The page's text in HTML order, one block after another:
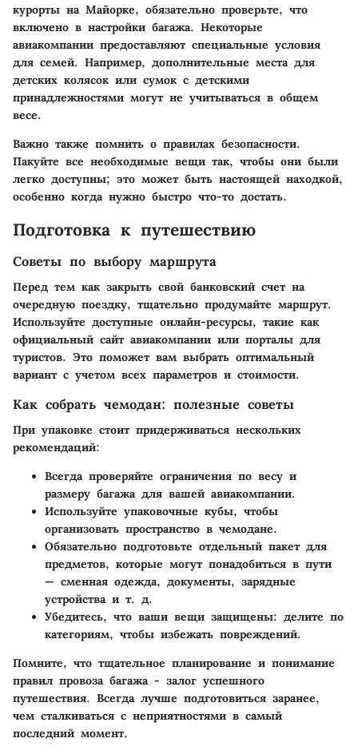
курорты на Майорке, обязательно проверьте, что
включено в настройки багажа. Некоторые
авиакомпании предоставляют специальные условия
для семей. Например, дополнительные места для
детских колясок или сумок с детскими
принадлежностями могут не учитываться в общем
весе.
Важно также помнить о правилах безопасности.
Пакуйте все необходимые вещи так, чтобы они были
легко доступны; это может быть настоящей находкой,
особенно когда нужно быстро что-то достать.
Подготовка к путешествию
Советы по выбору маршрута
Перед тем как закрыть свой банковский счет на
очередную поездку, тщательно продумайте маршрут.
Используйте доступные онлайн-ресурсы, такие как
официальный сайт авиакомпании или порталы для
туристов. Это поможет вам выбрать оптимальный
вариант с учетом всех параметров и стоимости.
Как собрать чемодан: полезные советы
При упаковке стоит придерживаться нескольких
рекомендаций:
Всегда проверяйте ограничения по весу и
размеру багажа для вашей авиакомпании.
Используйте упаковочные кубы, чтобы
организовать пространство в чемодане.
Обязательно подготовьте отдельный пакет для
предметов, которые могут понадобиться в пути
— сменная одежда, документы, зарядные
устройства и т. д.
Убедитесь, что ваши вещи защищены: делите по
категориям, чтобы избежать повреждений.
Помните, что тщательное планирование и понимание
правил провоза багажа - залог успешного
путешествия. Всегда лучше подготовиться заранее,
чем сталкиваться с неприятностями в самый
последний момент.